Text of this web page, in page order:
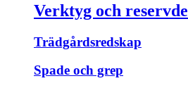
Verktyg och
Trädgårdsredskap
Spade och grep